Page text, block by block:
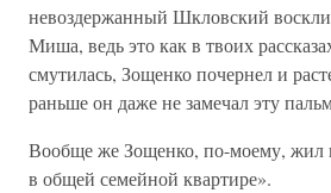
невоздержанный Шкловский
Миша, ведь это как в твоих
смутилась, Зощенко почернел и
раньше он даже не замечал эту
Вообще же Зощенко, по-моему, жил
в общей семейной квартире».